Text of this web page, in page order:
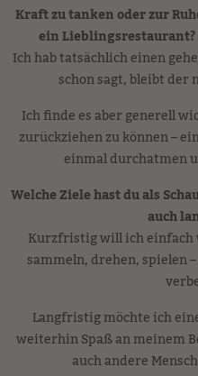
Kraft zu tanken oder zur
ein
Ich hab tatsächlich einen
schon sagt, bleibt
Ich finde es aber generell
zurückziehen zu können –
einmal durchatmen
Welche Ziele hast du als
auch
Kurzfristig will ich
sammeln, drehen, spielen
Langfristig möchte ich
weiterhin Spaß an meinem
auch andere